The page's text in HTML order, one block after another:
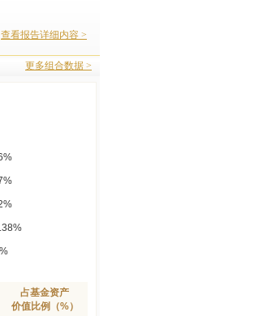
查看报告详细内容 >
更多组合数据 >
占基金资产
价值比例（%）